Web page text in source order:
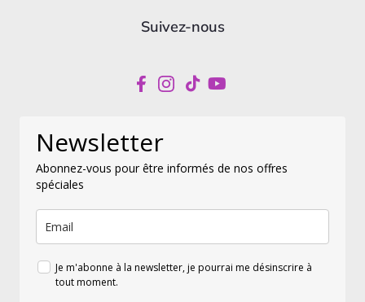
Suivez-nous
Newsletter
Abonnez-vous pour être informés de nos offres
spéciales
Je m'abonne à la newsletter, je pourrai me désinscrire à
tout moment.